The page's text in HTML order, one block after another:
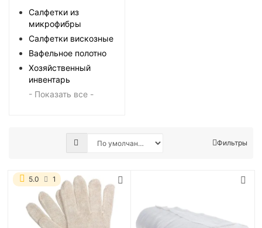
Салфетки из
микрофибры
Салфетки вискозные
Вафельное полотно
Хозяйственный
инвентарь
- Показать все -
Фильтры
5.0 1